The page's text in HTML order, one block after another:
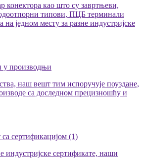
конектора као што су завртњеви,
типови, ПЦБ терминали
једном месту за разне индустријске
у производњи
наш вешт тим испоручује поуздане,
са доследном прецизношћу и
сертификацијом (1)
индустријске сертификате, наши